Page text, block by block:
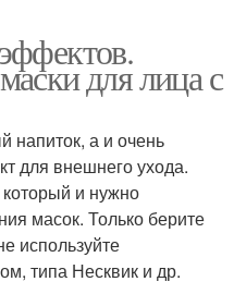
для лица с
напиток, а и очень
для внешнего ухода.
и нужно
масок. Только берите
используйте
типа Несквик и др.